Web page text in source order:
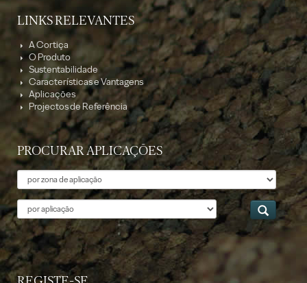
LINKS RELEVANTES
A Cortiça
O Produto
Sustentabilidade
Características e Vantagens
Aplicações
Projectos de Referência
PROCURAR APLICAÇÕES
Tema
Aplicação